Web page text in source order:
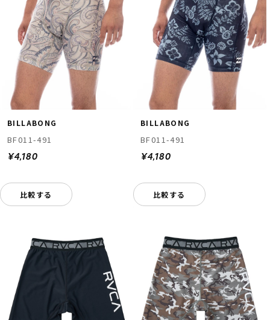
BILLABONG
BF011-491
¥4,180
比較する
BILLABONG
BF011-491
¥4,180
比較する